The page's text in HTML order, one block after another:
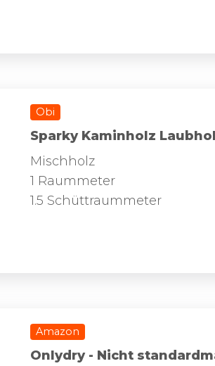
Obi
Sparky Kaminholz
Mischholz
1 Raummeter
1.5 Schüttraummeter
Amazon
Onlydry - Nicht